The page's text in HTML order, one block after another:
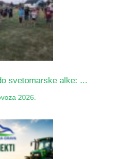
svetomarske alke: ...
2026.